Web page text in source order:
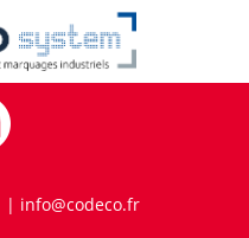
| info@codeco.fr